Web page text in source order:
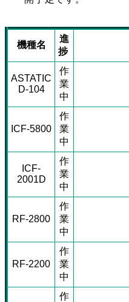
機種名
進
捗
ASTATIC
D-104
作
業
中
ICF-5800
作
業
中
ICF-
2001D
作
業
中
RF-2800
作
業
中
RF-2200
作
業
中
作